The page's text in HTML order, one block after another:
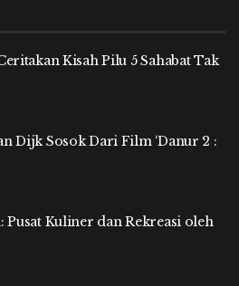
Kisah Pilu 5 Sahabat Tak
Dijk Sosok Dari Film ‘Danur 2 :
Pusat Kuliner dan Rekreasi oleh